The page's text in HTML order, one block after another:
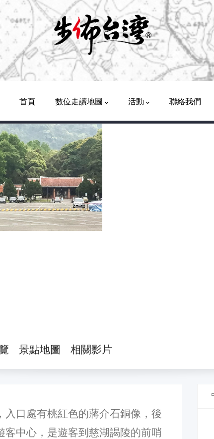
Navigation
首頁 數位走讀地圖 活動 聯絡我們
景點地圖 相關影片
口處有桃紅色的蔣介石銅像，後
中心，是遊客到慈湖謁陵的前哨